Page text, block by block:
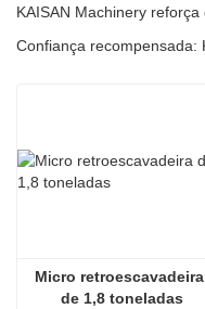
Micro retroescavadeira
de 1,8 toneladas